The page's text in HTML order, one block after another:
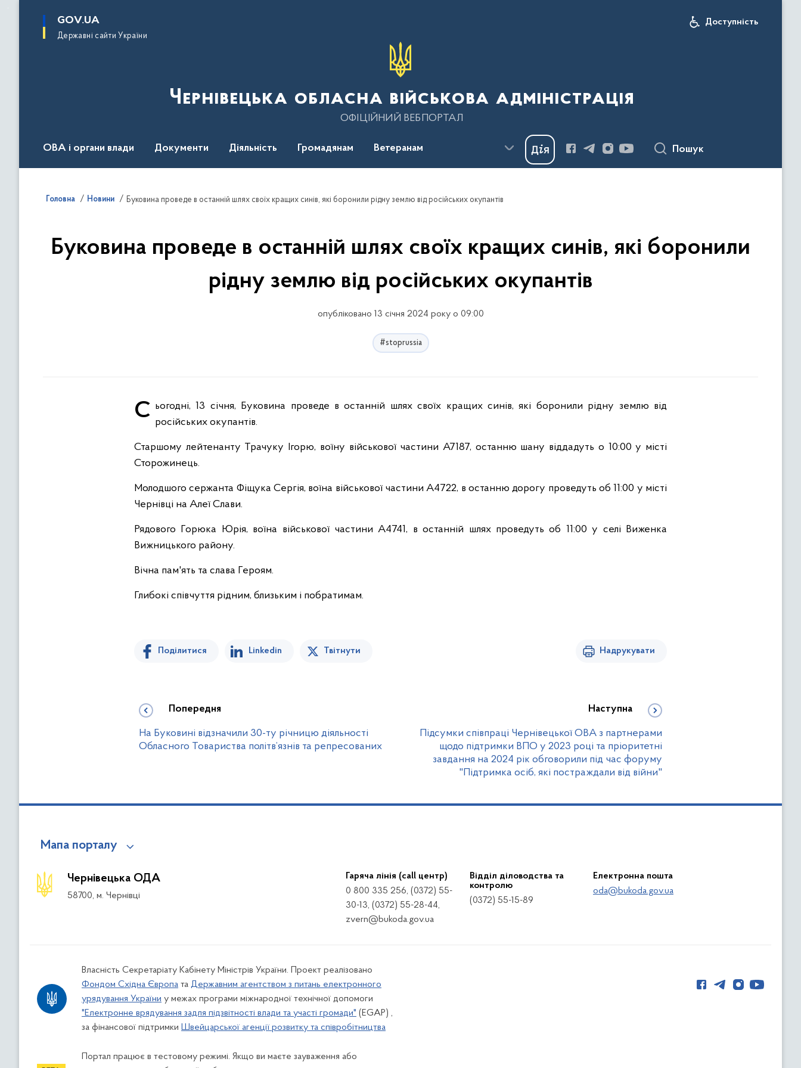
основного
GOV.UA
Державні сайти України
Доступність
Чернівецька обласна військова адміністрація
ОФІЦІЙНИЙ ВЕБПОРТАЛ
ОВА і органи влади Документи Діяльність Громадянам Ветеранам Пошук
Головна Новини Буковина проведе в останній шлях своїх кращих синів, які боронили рідну землю від російських окупантів
Буковина проведе в останній шлях своїх кращих синів, які боронили
рідну землю від російських окупантів
опубліковано 13 січня 2024 року о 09:00
#stoprussia
Сьогодні, 13 січня, Буковина проведе в останній шлях своїх кращих синів, які боронили рідну землю від російських окупантів.
Старшому лейтенанту Трачуку Ігорю, воїну військової частини А7187, останню шану віддадуть о 10:00 у місті
Сторожинець.
Молодшого сержанта Фіщука Сергія, воїна військової частини А4722, в останню дорогу проведуть об 11:00 у місті
Чернівці на Алеї Слави.
Рядового Горюка Юрія, воїна військової частини А4741, в останній шлях проведуть об 11:00 у селі Виженка
Вижницького району.
Вічна пам'ять та слава Героям.
Глибокі співчуття рідним, близьким і побратимам.
Поділитися Linkedin Твітнути Надрукувати
Попередня
На Буковині відзначили 30-ту річницю діяльності
Обласного Товариства політв’язнів та репресованих
Наступна
Підсумки співпраці Чернівецької ОВА з партнерами
щодо підтримки ВПО у 2023 році та пріоритетні
завдання на 2024 рік обговорили під час форуму
"Підтримка осіб, які постраждали від війни"
Мапа порталу
Чернівецька ОДА
58700, м. Чернівці
Гаряча лінія (call центр)
0 800 335 256, (0372) 55-
30-13, (0372) 55-28-44,
zvern@bukoda.gov.ua
Відділ діловодства та
контролю
(0372) 55-15-89
Електронна пошта
oda@bukoda.gov.ua
Власність Секретаріату Кабінету Міністрів України. Проект реалізовано
Фондом Східна Європа та Державним агентством з питань електронного
урядування України у межах програми міжнародної технічної допомоги
"Електронне врядування задля підзвітності влади та участі громади" (EGAP) ,
за фінансової підтримки Швейцарської агенції розвитку та співробітництва
Портал працює в тестовому режимі. Якщо ви маєте зауваження або